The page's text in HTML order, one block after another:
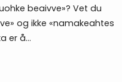
beaivve»? Vet du
og ikke «namakeahtes
er å…